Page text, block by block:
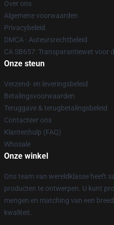
Over ons
Algemene voorwaarden
Privacybeleid
DMCA - Auteursrechtbeleid
CA SB657: Transparantiewet voor
Onze steun
Verzend- en leveringsbeleid
Betalingsvoorwaarden
Teruggave & terugbetalingsbeleid
Contacteer ons
Klantenhulp (FAQ)
Whosale
Onze winkel
Ons team van wereldklasse heeft
producten te ontwerpen. U kunt
mengen en matching van een
kwaliteit.